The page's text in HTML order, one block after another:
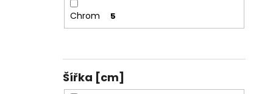
Chrom 5
Šířka [cm]